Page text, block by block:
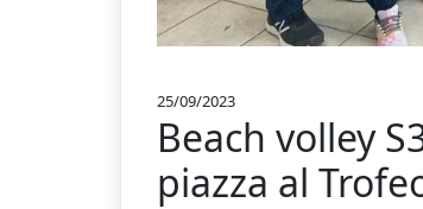
25/09/2023
Beach volley
piazza al